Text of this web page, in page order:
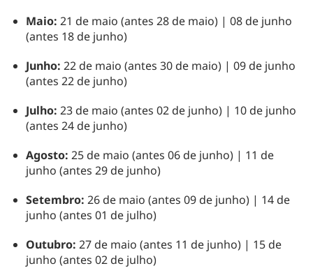
Maio: 21 de maio (antes 28 de maio) | 08 de junho
(antes 18 de junho)
Junho: 22 de maio (antes 30 de maio) | 09 de junho
(antes 22 de junho)
Julho: 23 de maio (antes 02 de junho) | 10 de junho
(antes 24 de junho)
Agosto: 25 de maio (antes 06 de junho) | 11 de
junho (antes 29 de junho)
Setembro: 26 de maio (antes 09 de junho) | 14 de
junho (antes 01 de julho)
Outubro: 27 de maio (antes 11 de junho) | 15 de
junho (antes 02 de julho)